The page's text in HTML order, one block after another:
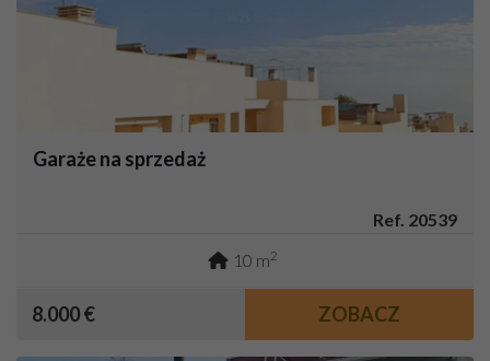
Garaże na sprzedaż
Ref. 20539
10 m2
8.000 € ZOBACZ